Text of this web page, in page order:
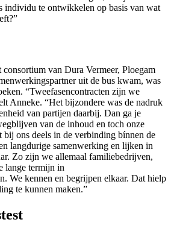
individu te ontwikkelen op basis van wat
van Dura Vermeer, Ploegam
uit de bus kwam, was
“Tweefasencontracten zijn we
Anneke. “Het bijzondere was de nadruk
van partijen daarbij. Dan ga je
van de inhoud en toch onze
bij ons deels in de verbinding bínnen de
langdurige samenwerking en lijken in
Zo zijn we allemaal familiebedrijven,
lange termijn in
We kennen en begrijpen elkaar. Dat hielp
te kunnen maken.”